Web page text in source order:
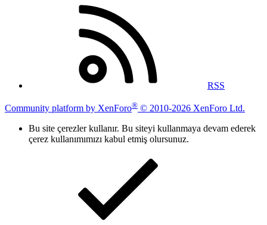
RSS
Community platform by XenForo® © 2010-2026 XenForo Ltd.
Bu site çerezler kullanır. Bu siteyi kullanmaya devam ederek
çerez kullanımımızı kabul etmiş olursunuz.